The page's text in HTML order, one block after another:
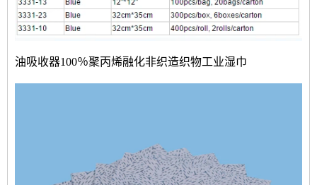
油吸收器100％聚丙烯融化非织造织物工业湿巾